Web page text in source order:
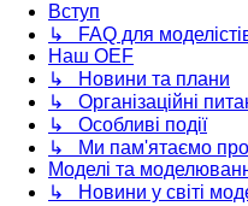
Вступ
↳ FAQ для
Наш OEF
↳ Новини та плани
↳ Організаційні
↳ Особливі події
↳ Ми пам'ятаємо
Моделі та
↳ Новини у світі